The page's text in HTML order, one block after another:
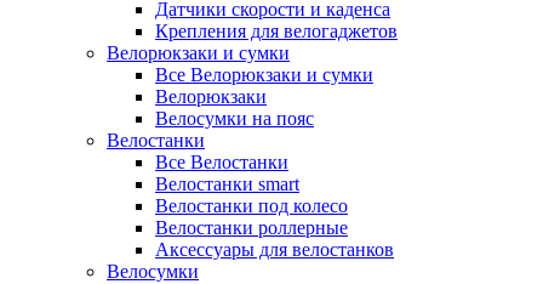
Датчики скорости и каденса
Крепления для велогаджетов
Велорюкзаки и сумки
Все Велорюкзаки и сумки
Велорюкзаки
Велосумки на пояс
Велостанки
Все Велостанки
Велостанки smart
Велостанки под колесо
Велостанки роллерные
Аксессуары для велостанков
Велосумки